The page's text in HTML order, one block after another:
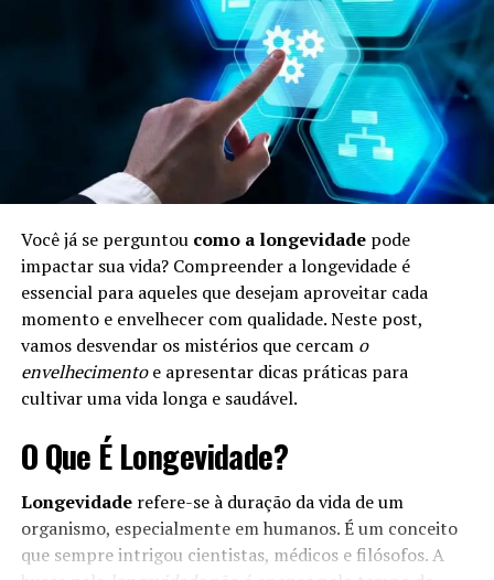
Você já se perguntou como a longevidadepode
impactar sua vida? Compreender a longevidade é
essencial para aqueles que desejam aproveitar cada
momento e envelhecer com qualidade. Neste post,
vamos desvendar os mistérios que cercam o
envelhecimentoe apresentar dicas práticas para
cultivar uma vida longa e saudável.
O Que É Longevidade?
Longevidaderefere-se à duração da vida de um
organismo, especialmente em humanos. É um conceito
que sempre intrigou cientistas, médicos e filósofos. A